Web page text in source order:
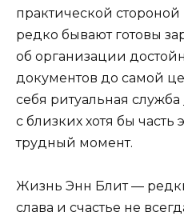
практической
редко бывают готовы
об организации
документов до самой
себя ритуальная служба
с близких хотя бы часть
трудный момент.
Жизнь Энн Блит —
слава и счастье не